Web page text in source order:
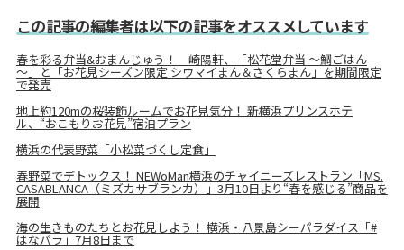
この記事の編集者は以下の記事をオススメしています
春を彩る弁当&おまんじゅう！ 崎陽軒、「松花堂弁当 ～鯛ごはん
～」と「お花見シーズン限定 シウマイまん＆さくらまん」を期間限定
で発売
地上約120mの桜装飾ルームでお花見気分！ 新横浜プリンスホテ
ル、“おこもりお花見”宿泊プラン
横浜の代表野菜「小松菜づくし定食」
春野菜でデトックス！ NEWoMan横浜のチャイニーズレストラン「MS.
CASABLANCA（ミズカサブランカ）」3月10日より“春を感じる”商品を
展開
海の生きものたちとお花見しよう！ 横浜・八景島シーパラダイス「#
はなパラ」7月8日まで